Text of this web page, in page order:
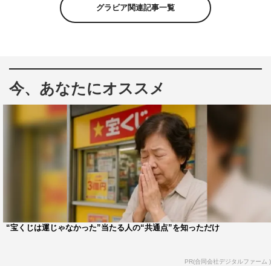
グラビア関連記事一覧
今、あなたにオススメ
“宝くじは運じゃなかった”当たる人の“共通点”を知っただけ
PR(合同会社デジタルファーム )